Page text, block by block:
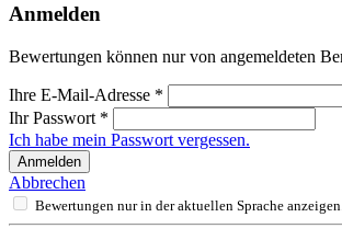
Anmelden
Bewertungen können nur von angemeldeten
Ihre E-Mail-Adresse *
Ihr Passwort *
Ich habe mein Passwort vergessen.
Anmelden
Abbrechen
Bewertungen nur in der aktuellen Sprache anzeigen.